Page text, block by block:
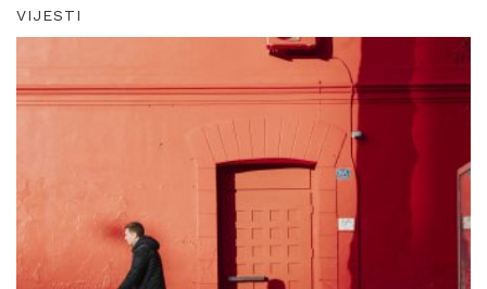
VIJESTI